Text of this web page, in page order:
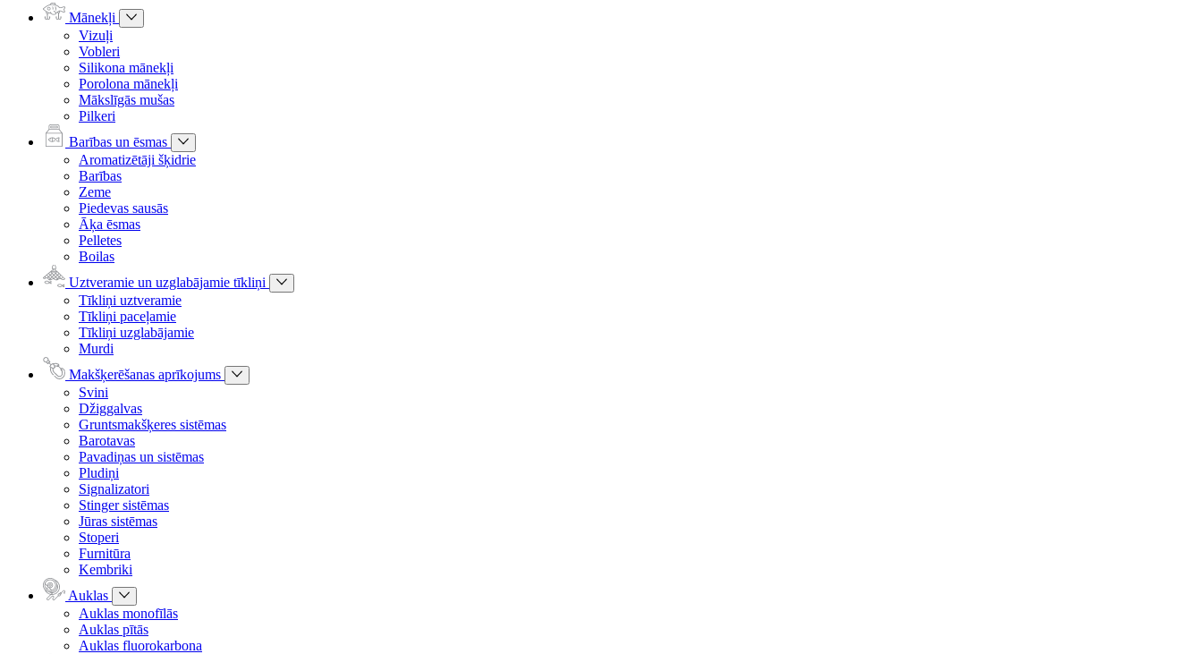
Mānekļi
Vizuļi
Vobleri
Silikona mānekļi
Porolona mānekļi
Mākslīgās mušas
Pilkeri
Barības un ēsmas
Aromatizētāji šķidrie
Barības
Zeme
Piedevas sausās
Āķa ēsmas
Pelletes
Boilas
Uztveramie un uzglabājamie tīkliņi
Tīkliņi uztveramie
Tīkliņi paceļamie
Tīkliņi uzglabājamie
Murdi
Makšķerēšanas aprīkojums
Svini
Džiggalvas
Gruntsmakšķeres sistēmas
Barotavas
Pavadiņas un sistēmas
Pludiņi
Signalizatori
Stinger sistēmas
Jūras sistēmas
Stoperi
Furnitūra
Kembriki
Auklas
Auklas monofīlās
Auklas pītās
Auklas fluorokarbona